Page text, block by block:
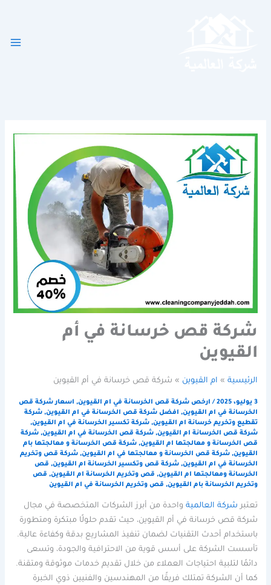
شركة قص خرسانة في أم
القيوين
الرئيسية ام القيوين شركة قص خرسانة في أم القيوين
3 يوليو، 2025 / ارخص شركة قص الخرسانة في ام القيوين, اسعار شركة قص
الخرسانة في ام القيوين, افضل شركة قص الخرسانة في ام القيوين,شركة
تقطيع وتخريم خرسانة ام القيوين,شركة تكسير الخرسانة في ام القيوين,
شركة قص الخرسانة ام القيوين,شركة قص الخرسانة في ام القيوين,شركة
قص الخرسانة و معالجتها ام القيوين,شركة قص الخرسانة و معالجتها بام
القيوين,شركة قص الخرسانة و معالجتها في ام القيوين,شركة قص وتخريم
الخرسانة في ام القيوين,شركة قص وتكسير الخرسانة ام القيوين, قص
الخرسانة ومعالجتها ام القيوين, قص وتخريم الخرسانة ام القيوين, قص
وتخريم الخرسانة بام القيوين, قص وتخريم الخرسانة في ام القيوين
تعتبر شركة العالمية واحدة من أبرز الشركات المتخصصة في مجال
شركة قص خرسانة في أم القيوين، حيث تقدم حلولًا مبتكرة ومتطورة
باستخدام أحدث التقنيات لضمان تنفيذ المشاريع بدقة وكفاءة عالية.
تأسست الشركة على أسس قوية من الاحترافية والجودة، وتسعى
دائمًا لتلبية احتياجات العملاء من خلال تقديم خدمات موثوقة ومتقنة.
كما أن الشركة تمتلك فريقًا من المهندسين والفنيين ذوي الخبرة